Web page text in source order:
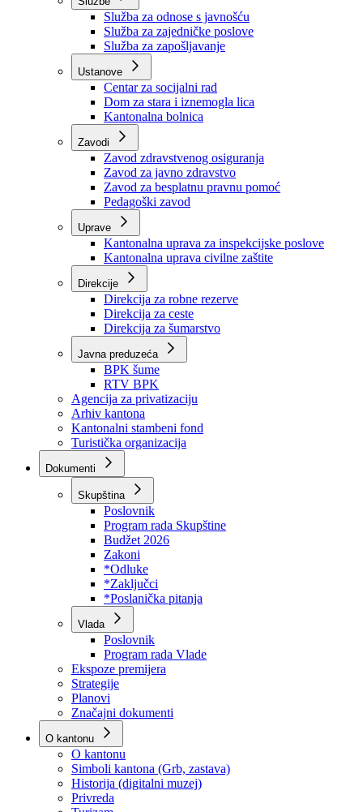
Organizacije
Službe
Služba za odnose s javnošću
Služba za zajedničke poslove
Služba za zapošljavanje
Ustanove
Centar za socijalni rad
Dom za stara i iznemogla lica
Kantonalna bolnica
Zavodi
Zavod zdravstvenog osiguranja
Zavod za javno zdravstvo
Zavod za besplatnu pravnu pomoć
Pedagoški zavod
Kantonalna uprava za inspekcijske poslove
Kantonalna uprava civilne zaštite
Direkcije
Direkcija za robne rezerve
Direkcija za ceste
Direkcija za šumarstvo
Javna preduzeća
BPK šume
RTV BPK
Agencija za privatizaciju
Arhiv kantona
Kantonalni stambeni fond
Turistička organizacija
Dokumenti
Skupština
Poslovnik
Program rada Skupštine
Budžet 2026
Zakoni
*Odluke
*Zaključci
*Poslanička pitanja
Vlada
Poslovnik
Program rada Vlade
Ekspoze premijera
Strategije
Planovi
Značajni dokumenti
O kantonu
O kantonu